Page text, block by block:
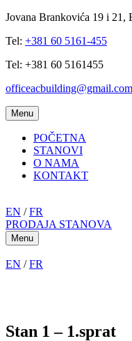
Jovana Brankovića 19 i
Tel: +381 60 5161-455
Tel: +381 60 5161455
officeacbuilding@gmail.com
Menu
POČETNA
STANOVI
O NAMA
KONTAKT
EN /FR
PRODAJA STANOVA
Menu
EN /FR
Stan 1 – 1.sprat